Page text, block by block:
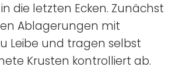
die letzten Ecken. Zunächst
Ablagerungen mit
Leibe und tragen selbst
Krusten kontrolliert ab.